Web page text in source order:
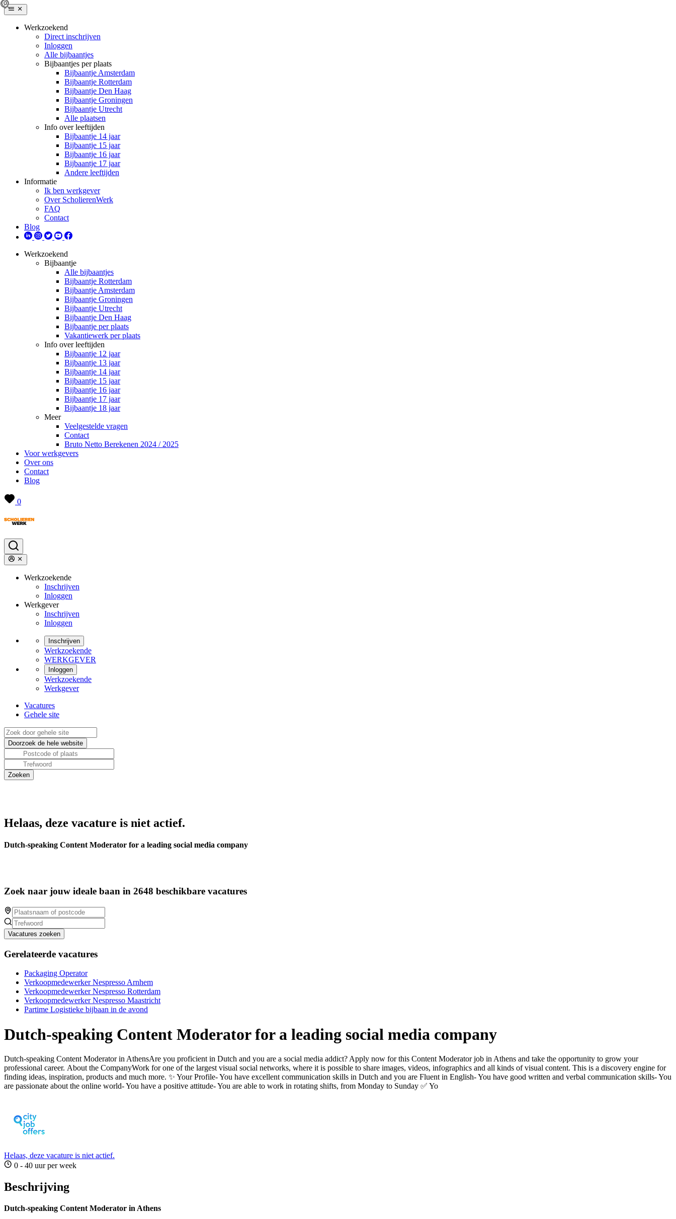
Werkzoekend
Direct inschrijven
Inloggen
Alle bijbaantjes
Bijbaantjes per plaats
Bijbaantje Amsterdam
Bijbaantje Rotterdam
Bijbaantje Den Haag
Bijbaantje Groningen
Bijbaantje Utrecht
Alle plaatsen
Info over leeftijden
Bijbaantje 14 jaar
Bijbaantje 15 jaar
Bijbaantje 16 jaar
Bijbaantje 17 jaar
Andere leeftijden
Informatie
Ik ben werkgever
Over ScholierenWerk
FAQ
Contact
Blog
Werkzoekend
Bijbaantje
Alle bijbaantjes
Bijbaantje Rotterdam
Bijbaantje Amsterdam
Bijbaantje Groningen
Bijbaantje Utrecht
Bijbaantje Den Haag
Bijbaantje per plaats
Vakantiewerk per plaats
Info over leeftijden
Bijbaantje 12 jaar
Bijbaantje 13 jaar
Bijbaantje 14 jaar
Bijbaantje 15 jaar
Bijbaantje 16 jaar
Bijbaantje 17 jaar
Bijbaantje 18 jaar
Meer
Veelgestelde vragen
Contact
Bruto Netto Berekenen 2024 / 2025
Voor werkgevers
Over ons
Contact
Blog
0
Werkzoekende
Inschrijven
Inloggen
Werkgever
Inschrijven
Inloggen
Inschrijven
Werkzoekende
WERKGEVER
Inloggen
Werkzoekende
Werkgever
Vacatures
Gehele site
Helaas, deze vacature is niet actief.
Dutch-speaking Content Moderator for a leading social media company
Zoek naar jouw ideale baan in 2648 beschikbare vacatures
Vacatures zoeken
Gerelateerde vacatures
Packaging Operator
Verkoopmedewerker Nespresso Arnhem
Verkoopmedewerker Nespresso Rotterdam
Verkoopmedewerker Nespresso Maastricht
Partime Logistieke bijbaan in de avond
Dutch-speaking Content Moderator for a leading social media company
Dutch-speaking Content Moderator in AthensAre you proficient in Dutch and you are a social media addict? Apply now for this Content Moderator job in Athens and take the opportunity to grow your
professional career. About the CompanyWork for one of the largest visual social networks, where it is possible to share images, videos, infographics and all kinds of visual content. This is a discovery engine for
finding ideas, inspiration, products and much more. ✨ Your Profile- You have excellent communication skills in Dutch and you are Fluent in English- You have good written and verbal communication skills- You
are passionate about the online world- You have a positive attitude- You are able to work in rotating shifts, from Monday to Sunday ✅ Yo
Helaas, deze vacature is niet actief.
0 - 40 uur per week
Beschrijving
Dutch-speaking Content Moderator in Athens